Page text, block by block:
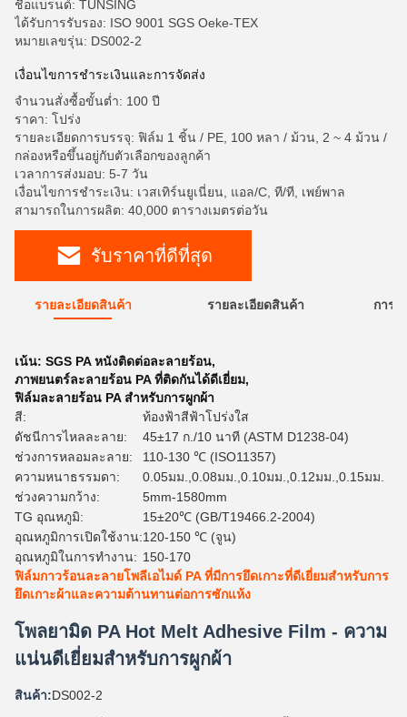
ชื่อแบรนด์: TUNSING
ได้รับการรับรอง: ISO 9001 SGS Oeke-TEX
หมายเลขรุ่น: DS002-2
เงื่อนไขการชำระเงินและการจัดส่ง
จำนวนสั่งซื้อขั้นต่ำ: 100 ปี
ราคา: โปร่ง
รายละเอียดการบรรจุ: ฟิล์ม 1 ชิ้น / PE, 100 หลา / ม้วน, 2 ~ 4 ม้วน /
กล่องหรือขึ้นอยู่กับตัวเลือกของลูกค้า
เวลาการส่งมอบ: 5-7 วัน
เงื่อนไขการชำระเงิน: เวสเทิร์นยูเนี่ยน, แอล/C, ที/ที, เพย์พาล
สามารถในการผลิต: 40,000 ตารางเมตรต่อวัน
รับราคาที่ดีที่สุด
รายละเอียดสินค้า รายละเอียดสินค้า การ
เน้น: SGS PA หนังติดต่อละลายร้อน,
ภาพยนตร์ละลายร้อน PA ที่ติดกันได้ดีเยี่ยม,
ฟิล์มละลายร้อน PA สําหรับการผูกผ้า
สี:
ท้องฟ้าสีฟ้าโปร่งใส
ดัชนีการไหลละลาย:
45±17 ก./10 นาที (ASTM D1238-04)
ช่วงการหลอมละลาย:
110-130 ℃ (ISO11357)
ความหนาธรรมดา:
0.05มม.,0.08มม.,0.10มม.,0.12มม.,0.15มม.
ช่วงความกว้าง:
5mm-1580mm
TG อุณหภูมิ:
15±20℃ (GB/T19466.2-2004)
อุณหภูมิการเปิดใช้งาน:120-150 ℃ (จูน)
อุณหภูมิในการทำงาน: 150-170
ฟิล์มกาวร้อนละลายโพลีเอไมด์ PA ที่มีการยึดเกาะที่ดีเยี่ยมสำหรับการ
ยึดเกาะผ้าและความต้านทานต่อการซักแห้ง
โพลยามิด PA Hot Melt Adhesive Film - ความ
แน่นดีเยี่ยมสําหรับการผูกผ้า
สินค้า:DS002-2